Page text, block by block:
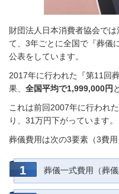
財団法人日本消費者協会で
て、3年ごとに全国で『葬儀
公表をしています。
2017年に行われた『第11回
果、 全国平均で1,999,000円
これは前回2007年に行われ
り、31万円下がっています。
葬儀費用は次の3要素（3費用
葬儀一式費用（葬儀